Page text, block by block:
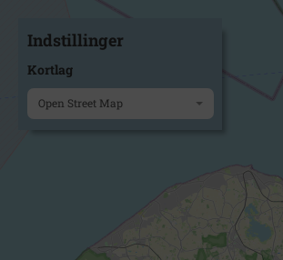
Indstillinger
Kortlag
Open Street Map